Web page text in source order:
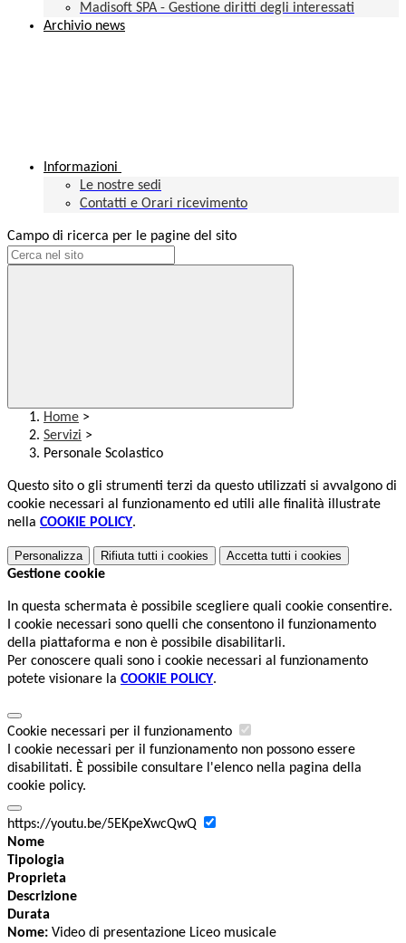
Madisoft SPA - Gestione diritti degli interessati
Archivio news
Informazioni
Le nostre sedi
Contatti e Orari ricevimento
Campo di ricerca per le pagine del sito
Home >
Servizi >
Personale Scolastico
Questo sito o gli strumenti terzi da questo utilizzati si avvalgono di
cookie necessari al funzionamento ed utili alle finalità illustrate
nella COOKIE POLICY.
Personalizza Rifiuta tutti i cookies Accetta tutti i cookies
Gestione cookie
In questa schermata è possibile scegliere quali cookie consentire.
I cookie necessari sono quelli che consentono il funzionamento
della piattaforma e non è possibile disabilitarli.
Per conoscere quali sono i cookie necessari al funzionamento
potete visionare la COOKIE POLICY.
Cookie necessari per il funzionamento
I cookie necessari per il funzionamento non possono essere
disabilitati. È possibile consultare l'elenco nella pagina della
cookie policy.
https://youtu.be/5EKpeXwcQwQ
Nome
Tipologia
Proprieta
Descrizione
Durata
Nome: Video di presentazione Liceo musicale